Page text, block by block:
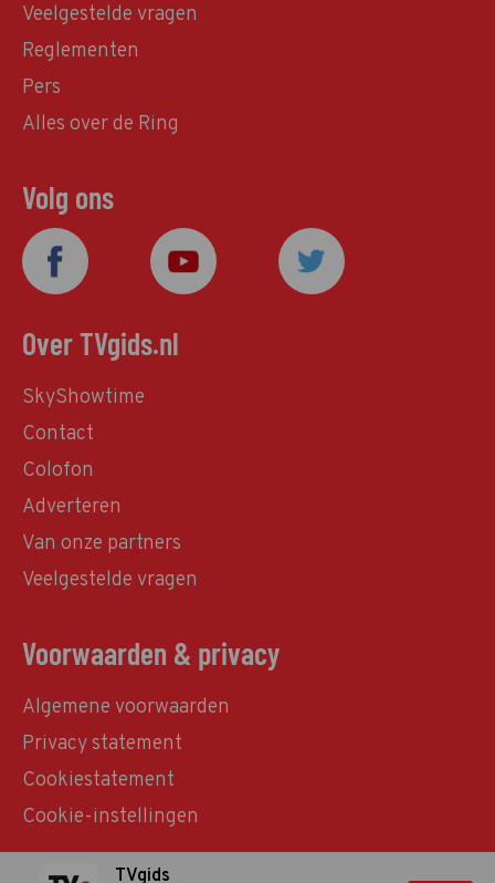
Veelgestelde vragen
Reglementen
Pers
Alles over de Ring
Volg ons
Over TVgids.nl
SkyShowtime
Contact
Colofon
Adverteren
Van onze partners
Veelgestelde vragen
Voorwaarden & privacy
Algemene voorwaarden
Privacy statement
Cookiestatement
Cookie-instellingen
TVgids